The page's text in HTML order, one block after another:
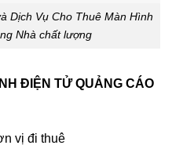
Dịch Vụ Cho Thuê Màn Hình
Nhà chất lượng
ĐIỆN TỬ QUẢNG CÁO
vị đi thuê